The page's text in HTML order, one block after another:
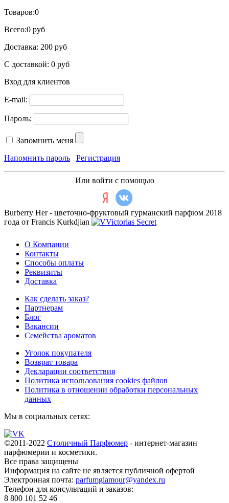
Товаров:0
Всего:0 руб
Доставка: 200 руб
С доставкой: 0 руб
Вход для клиентов
E-mail:
Пароль:
Запомнить меня
Напомнить пароль
Регистрация
Или войти с помощью
Burberry Her - цветочно-фруктовый гурманский парфюм 2018
года от Francis Kurkdjian
О Компании
Контакты
Способы оплаты
Реквизиты
Доставка
Как сделать заказ?
Партнерам
Блог
Вакансии
Семейства ароматов
Уголок покупателя
Возврат товара
Декларации соответствия
Политика использования cookies файлов
Политика в отношении обработки персональных
данных
Мы в социальных сетях:
©2011-2022 Столичный Парфюмер - интернет-магазин
парфюмерии и косметики.
Все права защищены
Информация на сайте не является публичной офертой
Электронная почта: parfumglamour@yandex.ru
Телефон для консультаций и заказов:
8 800 101 52 46